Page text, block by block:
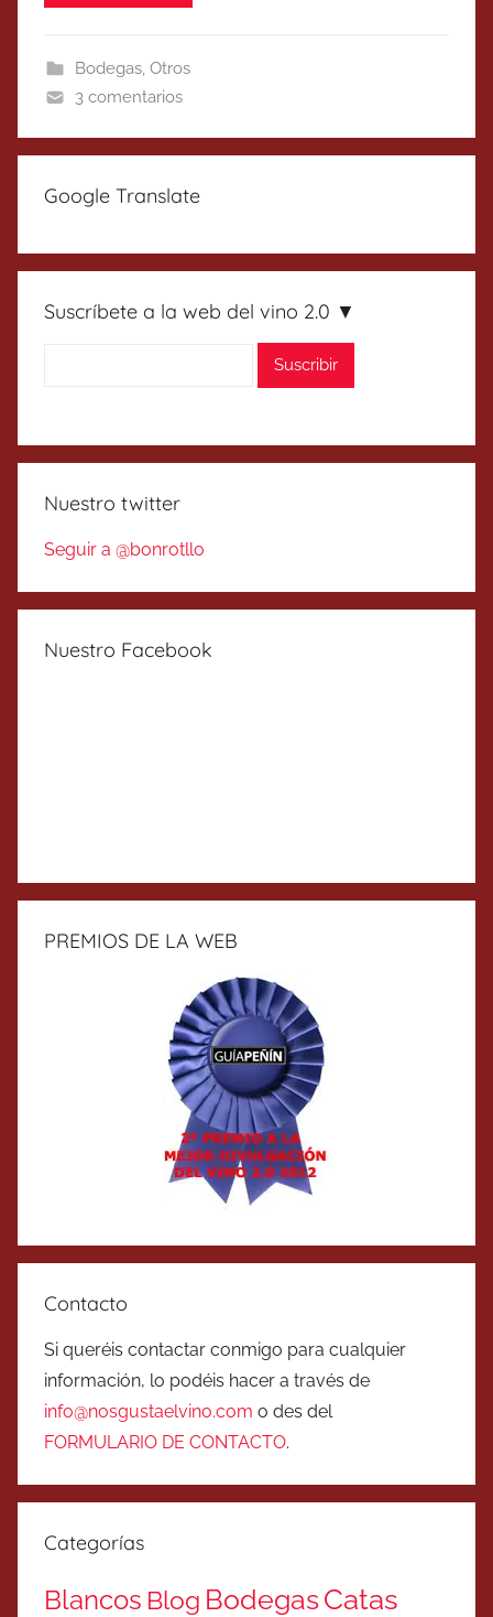
Bodegas, Otros
3 comentarios
Google Translate
Suscríbete a la web del vino 2.0 ▼
Nuestro twitter
Seguir a @bonrotllo
Nuestro Facebook
PREMIOS DE LA WEB
Contacto
Si queréis contactar conmigo para cualquier
información, lo podéis hacer a través de
info@nosgustaelvino.com o des del
FORMULARIO DE CONTACTO.
Categorías
Blancos Blog BodegasCatas